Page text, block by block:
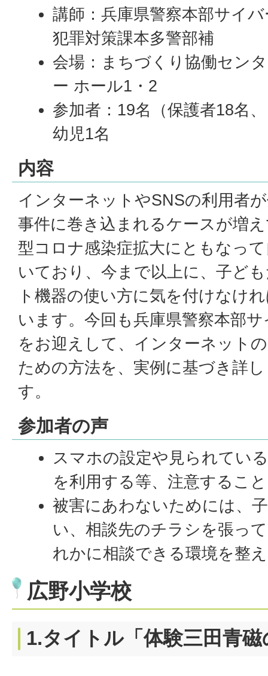
講師：兵庫県警察本部サイバ
犯罪対策課本多警部補
会場：まちづくり協働センタ
ー ホール1・2
参加者：19名（保護者18名、
幼児1名
内容
インターネットやSNSの利用者
事件に巻き込まれるケースが増
型コロナ感染症拡大にともなっ
いており、今まで以上に、子ど
ト機器の使い方に気を付けなけ
います。今回も兵庫県警察本部
をお迎えして、インターネット
ための方法を、実例に基づき詳
す。
参加者の声
スマホの設定や見られてい
を利用する等、注意するこ
被害にあわないためには、
い、相談先のチラシを張っ
れかに相談できる環境を整
広野小学校
1.タイトル「体験三田青